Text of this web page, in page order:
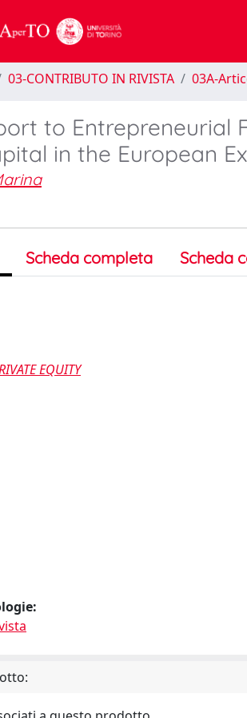
03-CONTRIBUTO IN RIVISTA 03A-
to Entrepreneurial
in the European
Scheda completa Scheda
EQUITY